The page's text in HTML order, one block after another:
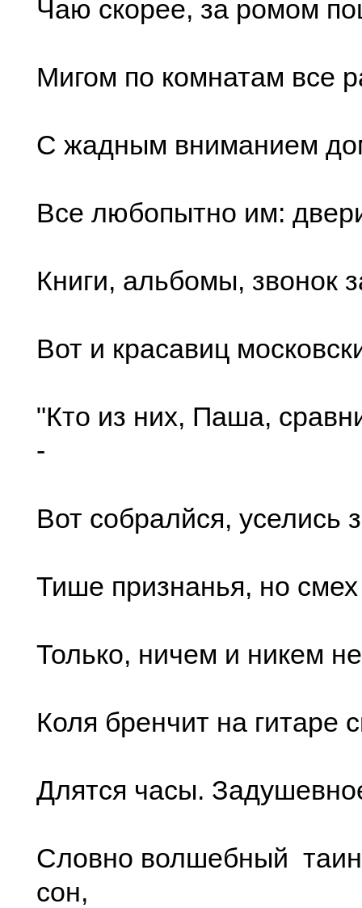
Чаю скорее, за ромом
Мигом по комнатам все
С жадным вниманием
Все любопытно им:
Книги, альбомы, звонок
Вот и красавиц
"Кто из них, Паша,
-
Вот собралйся, уселись
Тише признанья, но
Только, ничем и никем
Коля бренчит на гитаре
Длятся часы.
Словно волшебный
сон,